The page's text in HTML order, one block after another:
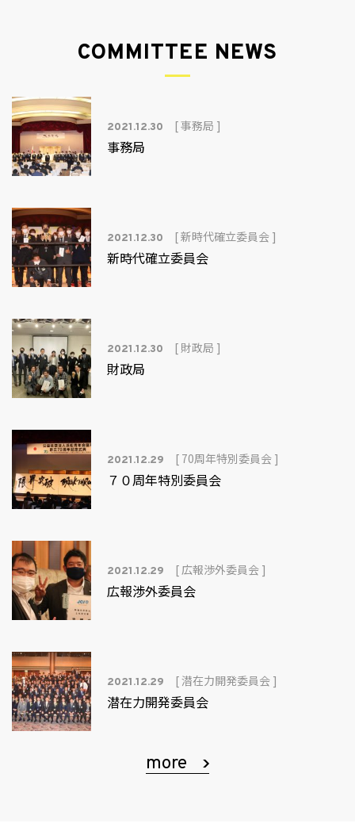
COMMITTEE NEWS
2021.12.30 [ 事務局 ]
事務局
2021.12.30 [ 新時代確立委員会 ]
新時代確立委員会
2021.12.30 [ 財政局 ]
財政局
2021.12.29 [ 70周年特別委員会 ]
７０周年特別委員会
2021.12.29 [ 広報渉外委員会 ]
広報渉外委員会
2021.12.29 [ 潜在力開発委員会 ]
潜在力開発委員会
more